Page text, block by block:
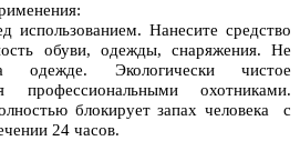
использованием. Нанесите средство
обуви, одежды, снаряжения. Не
одежде. Экологически чистое
профессиональными охотниками.
блокирует запах человека с
24 часов.